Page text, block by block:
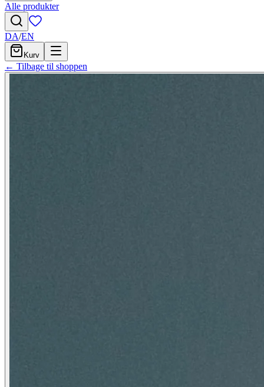
Alle produkter
DA/EN
Kurv
← Tilbage til shoppen